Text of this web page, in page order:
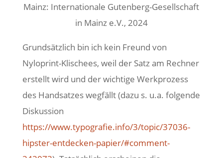
Mainz: Internationale Gutenberg-Gesellschaft
in Mainz e.V., 2024
Grundsätzlich bin ich kein Freund von
Nyloprint-Klischees, weil der Satz am Rechner
erstellt wird und der wichtige Werkprozess
des Handsatzes wegfällt (dazu s. u.a. folgende
Diskussion
https://www.typografie.info/3/topic/37036-
hipster-entdecken-papier/#comment-